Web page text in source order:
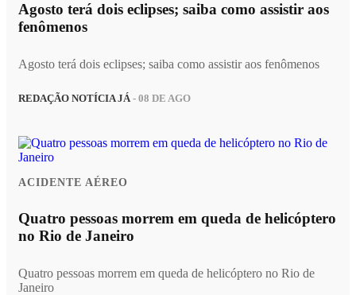
Agosto terá dois eclipses; saiba como assistir aos
fenômenos
Agosto terá dois eclipses; saiba como assistir aos fenômenos
REDAÇÃO NOTÍCIA JÁ- 08 DE AGO
ACIDENTE AÉREO
Quatro pessoas morrem em queda de helicóptero
no Rio de Janeiro
Quatro pessoas morrem em queda de helicóptero no Rio de
Janeiro